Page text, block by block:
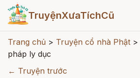
TruyệnXưaTíchCũ
Trang chủ > Truyện cổ nhà Phật >
pháp ly dục
← Truyện trước